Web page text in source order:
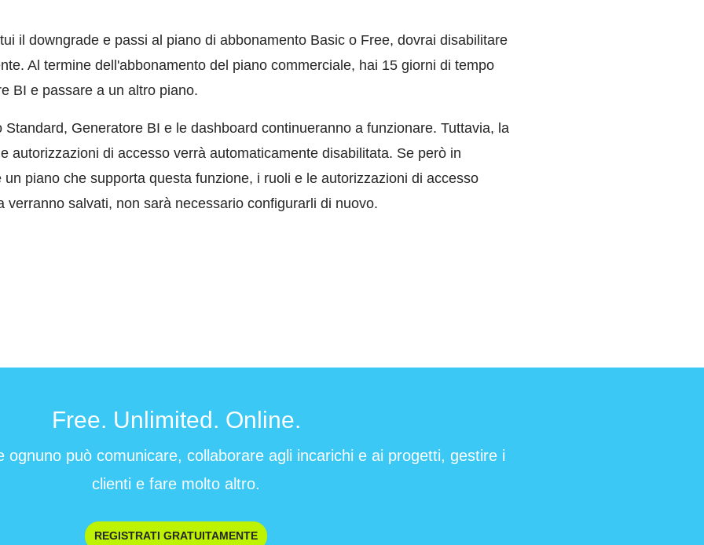
il downgrade e passi al piano di abbonamento Basic o Free, dovrai disabilitare
Al termine dell'abbonamento del piano commerciale, hai 15 giorni di tempo
BI e passare a un altro piano.
Generatore BI e le dashboard continueranno a funzionare. Tuttavia, la
autorizzazioni di accesso verrà automaticamente disabilitata. Se però in
piano che supporta questa funzione, i ruoli e le autorizzazioni di accesso
verranno salvati, non sarà necessario configurarli di nuovo.
Free. Unlimited. Online.
ognuno può comunicare, collaborare agli incarichi e ai progetti, gestire i
clienti e fare molto altro.
REGISTRATI GRATUITAMENTE